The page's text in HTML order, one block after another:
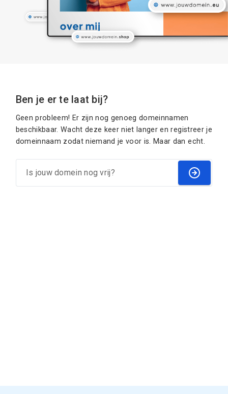
Ben je er te laat bij?
Geen probleem! Er zijn nog genoeg domeinnamen
beschikbaar. Wacht deze keer niet langer en registreer je
domeinnaam zodat niemand je voor is. Maar dan echt.